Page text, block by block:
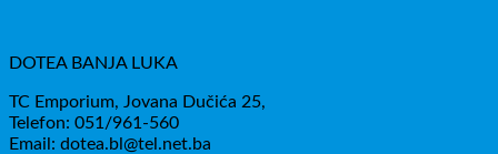
DOTEA BANJA LUKA
TC Emporium, Jovana Dučića 25,
Telefon: 051/961-560
Email: dotea.bl@tel.net.ba